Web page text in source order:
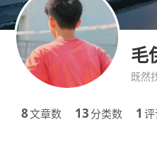
毛
既然
8文章数 13 分类数 1